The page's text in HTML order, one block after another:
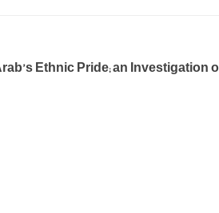
Ethnic Pride; an Investigation